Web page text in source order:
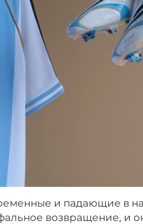
и падающие в
возвращение, и